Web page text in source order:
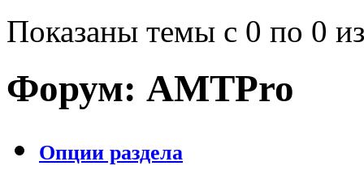
Показаны темы с 0 по 0
Форум: AMTPro
Опции раздела